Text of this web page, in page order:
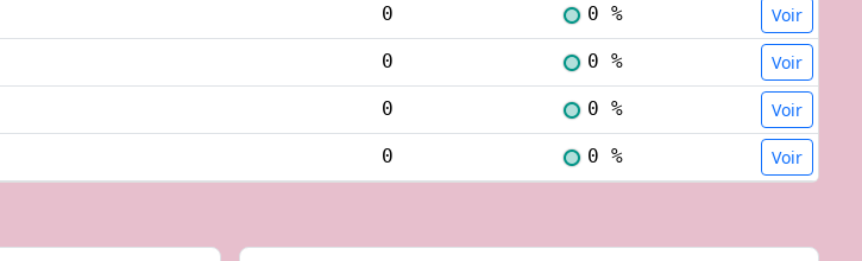
0 0 % Voir
0 0 % Voir
0 0 % Voir
0 0 % Voir